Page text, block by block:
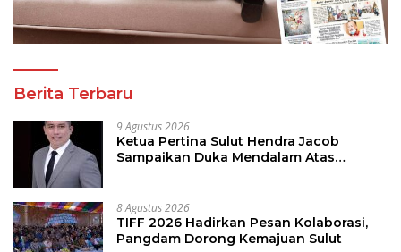
Berita Terbaru
9 Agustus 2026
Ketua Pertina Sulut Hendra Jacob
Sampaikan Duka Mendalam Atas
8 Agustus 2026
TIFF 2026 Hadirkan Pesan Kolaborasi,
Pangdam Dorong Kemajuan Sulut